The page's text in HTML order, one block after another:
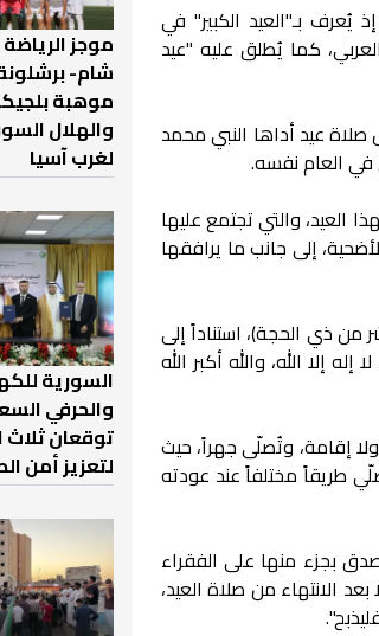
يُعرف بـ"العيد الكبير" في
كما يُطلق عليه "عيد
صلاة عيد أداها النبي محمد
في العام نفسه.
العيد، والتي تجتمع عليها
إلى جانب ما يرافقها
من ذي الحجة)، استناداً إلى
إلا الله، والله أكبر الله
إقامة، وتُصلّى جهراً، حيث
طريقاً مختلفاً عند عودته
بجزء منها على الفقراء
الانتهاء من صلاة العيد،
موجز
شام-
موهبة
والهلال
لغرب آسيا
السورية
والحرفي
توقعان ثلاث
لتعزيز أمن